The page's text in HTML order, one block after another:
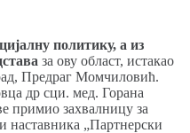
политику, а из
за ову област, истакао
Предраг Момчиловић.
др сци. мед. Горана
примио захвалницу за
„Партнерски